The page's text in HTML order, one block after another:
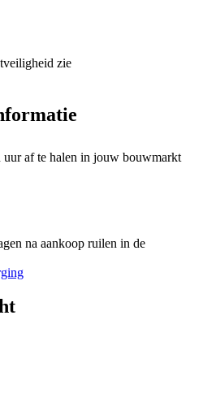
zie
uur af te halen in jouw bouwmarkt
na aankoop ruilen in de